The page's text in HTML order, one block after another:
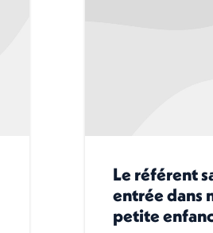
Le référent
entrée dans
petite